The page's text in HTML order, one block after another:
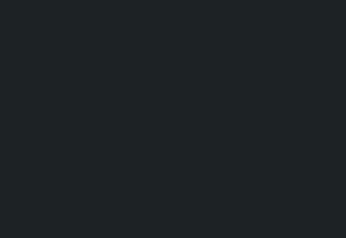
शेखरले अस्वीकार गरे कोइराला निवास